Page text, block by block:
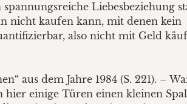
Liebesbeziehung
nicht kaufen kann, mit denen kein
also nicht mit Geld
aus dem Jahre 1984 (S. 221). –
einige Türen einen kleinen